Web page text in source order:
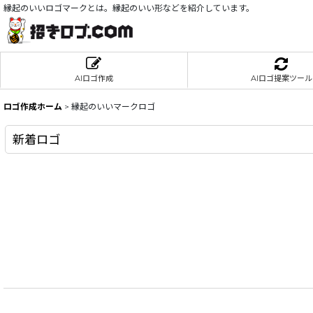
縁起のいいロゴマークとは。縁起のいい形などを紹介しています。
AIロゴ作成 AIロゴ提案ツール
ロゴ作成ホーム > 縁起のいいマークロゴ
新着ロゴ